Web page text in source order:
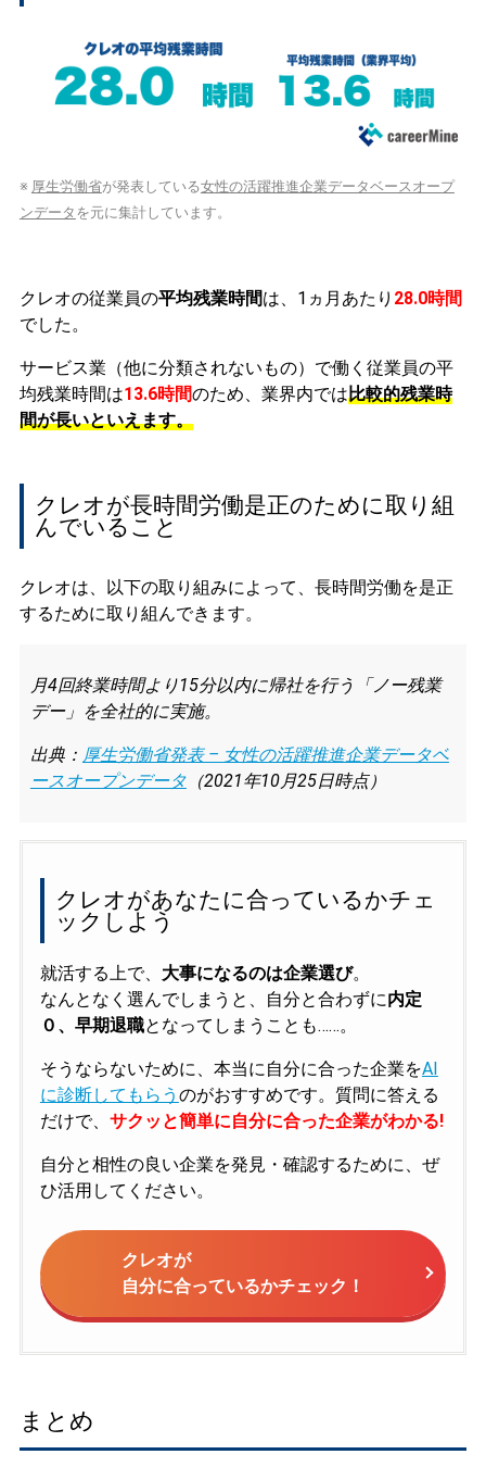
※ 厚生労働省が発表している女性の活躍推進企業データベースオープ
ンデータ を元に集計しています。
クレオの従業員の平均残業時間は、1ヵ月あたり 28.0時間
でした。
サービス業（他に分類されないもの）で働く従業員の平
均残業時間は13.6時間のため、業界内では比較的残業時
間が長いといえます。
クレオが長時間労働是正のために取り組
んでいること
クレオは、以下の取り組みによって、長時間労働を是正
するために取り組んできます。
月4回終業時間より15分以内に帰社を行う「ノー残業
デー」を全社的に実施。
出典： 厚生労働省発表 – 女性の活躍推進企業データベ
ースオープンデータ（2021年10月25日時点）
クレオがあなたに合っているかチェ
ックしよう
就活する上で、 大事になるのは企業選び。
なんとなく選んでしまうと、自分と合わずに内定
０、早期退職となってしまうことも……。
そうならないために、本当に自分に合った企業をAI
に診断してもらう のがおすすめです。質問に答える
だけで、 サクッと簡単に自分に合った企業がわかる!
自分と相性の良い企業を発見・確認するために、ぜ
ひ活用してください。
クレオが
自分に合っているかチェック！
まとめ